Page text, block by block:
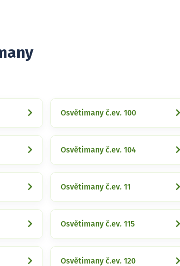
Osvětimany č.ev. 100
Osvětimany č.ev. 104
Osvětimany č.ev. 11
Osvětimany č.ev. 115
Osvětimany č.ev. 120